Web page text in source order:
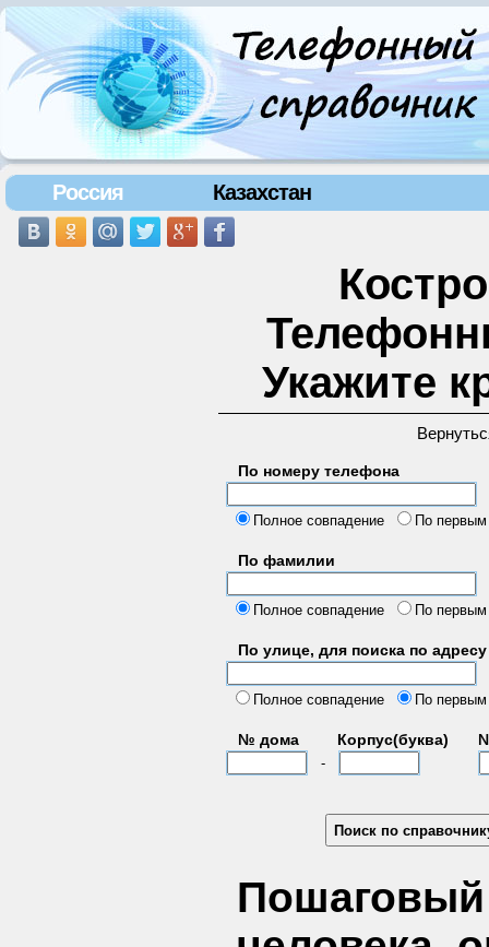
Россия Казахстан
Укажите
По номеру телефона
Полное совпадение
По
По фамилии
Полное совпадение По
По улице, для поиска по адресу
Полное совпадение
По
№ дома Корпус(буква)
-
Пошаговый